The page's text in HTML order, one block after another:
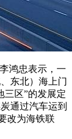
鸿忠表示，一
东北）海上门
三区”的发展定
通过汽车运到
改为海铁联